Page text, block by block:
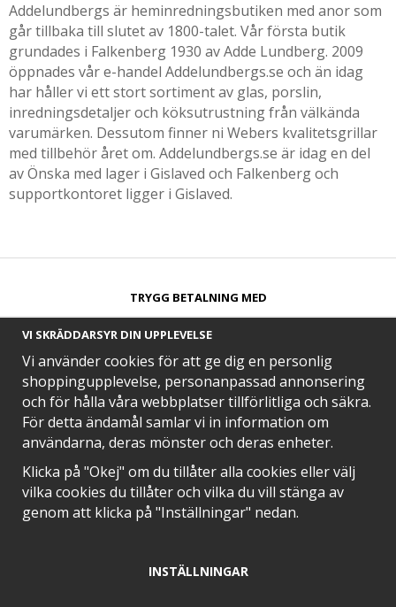
Addelundbergs är heminredningsbutiken med anor som
går tillbaka till slutet av 1800-talet. Vår första butik
grundades i Falkenberg 1930 av Adde Lundberg. 2009
öppnades vår e-handel Addelundbergs.se och än idag
har håller vi ett stort sortiment av glas, porslin,
inredningsdetaljer och köksutrustning från välkända
varumärken. Dessutom finner ni Webers kvalitetsgrillar
med tillbehör året om. Addelundbergs.se är idag en del
av Önska med lager i Gislaved och Falkenberg och
supportkontoret ligger i Gislaved.
TRYGG BETALNING MED​
SNABB LEVERANS MED
EN DEL AV
VI SKRÄDDARSYR DIN UPPLEVELSE
Vi använder cookies för att ge dig en personlig
shoppingupplevelse, personanpassad annonsering
och för hålla våra webbplatser tillförlitliga och säkra.
För detta ändamål samlar vi in information om
användarna, deras mönster och deras enheter.
Klicka på "Okej" om du tillåter alla cookies eller välj
vilka cookies du tillåter och vilka du vill stänga av
genom att klicka på "Inställningar" nedan.
INSTÄLLNINGAR